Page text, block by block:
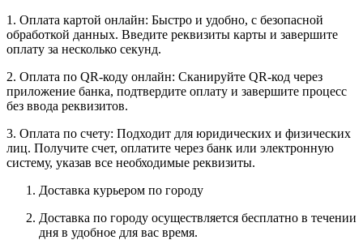
1. Оплата картой онлайн: Быстро и удобно, с безопасной
обработкой данных. Введите реквизиты карты и завершите
оплату за несколько секунд.
2. Оплата по QR-коду онлайн: Сканируйте QR-код через
приложение банка, подтвердите оплату и завершите процесс
без ввода реквизитов.
3. Оплата по счету: Подходит для юридических и физических
лиц. Получите счет, оплатите через банк или электронную
систему, указав все необходимые реквизиты.
Доставка курьером по городу
Доставка по городу осуществляется бесплатно в течении
дня в удобное для вас время.